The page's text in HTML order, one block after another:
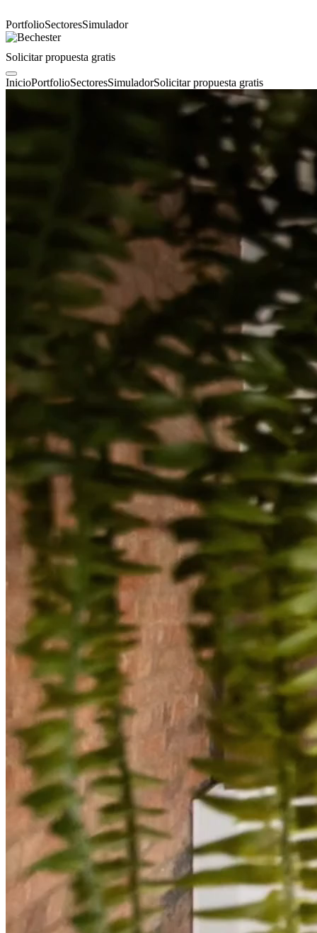
PortfolioSectoresSimulador
Solicitar propuesta gratis
InicioPortfolioSectoresSimuladorSolicitar propuesta gratis